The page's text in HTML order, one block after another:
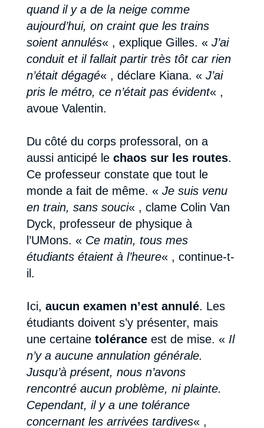
quand il y a de la neige comme
aujourd’hui, on craint que les trains
soient annulés« , explique Gilles. « J’ai
conduit et il fallait partir très tôt car rien
n’était dégagé« , déclare Kiana. « J’ai
pris le métro, ce n’était pas évident« ,
avoue Valentin.
Du côté du corps professoral, on a
aussi anticipé le chaos sur les routes.
Ce professeur constate que tout le
monde a fait de même. « Je suis venu
en train, sans souci« , clame Colin Van
Dyck, professeur de physique à
l’UMons. « Ce matin, tous mes
étudiants étaient à l’heure« , continue-t-
il.
Ici, aucun examen n’est annulé. Les
étudiants doivent s’y présenter, mais
une certaine toléranceest de mise. « Il
n’y a aucune annulation générale.
Jusqu’à présent, nous n’avons
rencontré aucun problème, ni plainte.
Cependant, il y a une tolérance
concernant les arrivées tardives« ,